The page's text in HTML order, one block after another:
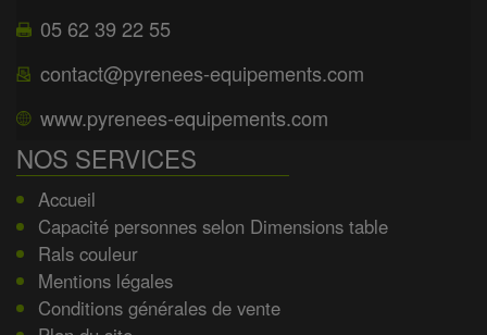
05 62 39 22 55
contact@pyrenees-equipements.com
www.pyrenees-equipements.com
NOS SERVICES
Accueil
Capacité personnes selon Dimensions table
Rals couleur
Mentions légales
Conditions générales de vente